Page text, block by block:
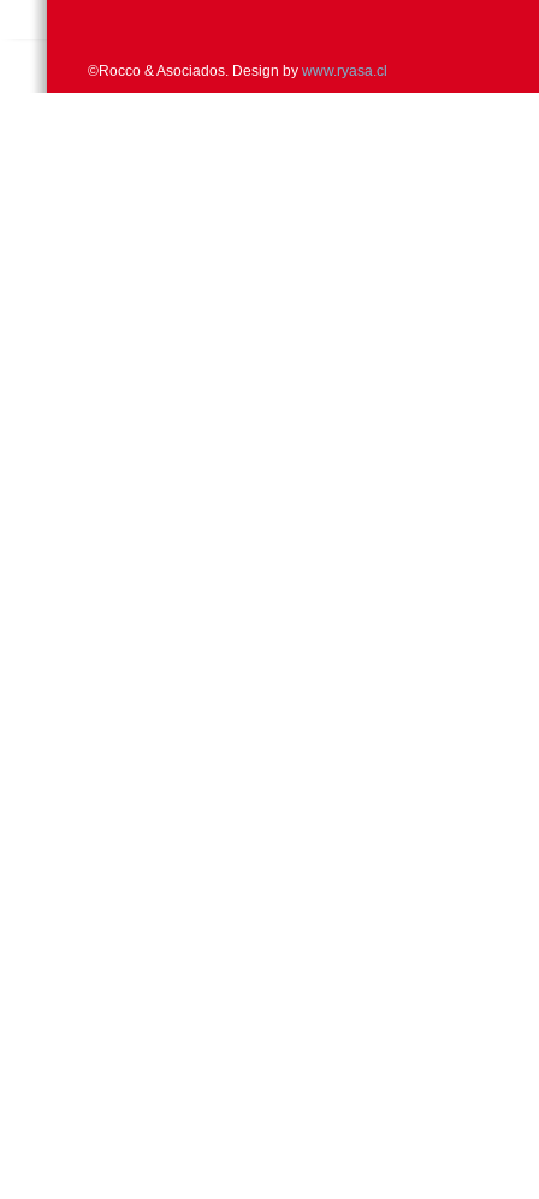
©Rocco & Asociados. Design by www.ryasa.cl